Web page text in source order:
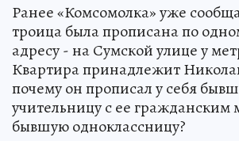
Ранее «Комсомолка» уже
троица была прописана по
адресу - на Сумской улице у
Квартира принадлежит
почему он прописал у себя
учительницу с ее
бывшую одноклассницу?